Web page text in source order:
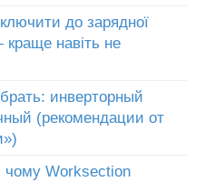
до зарядної
навіть не
инверторный
(рекомендации от
чому Worksection